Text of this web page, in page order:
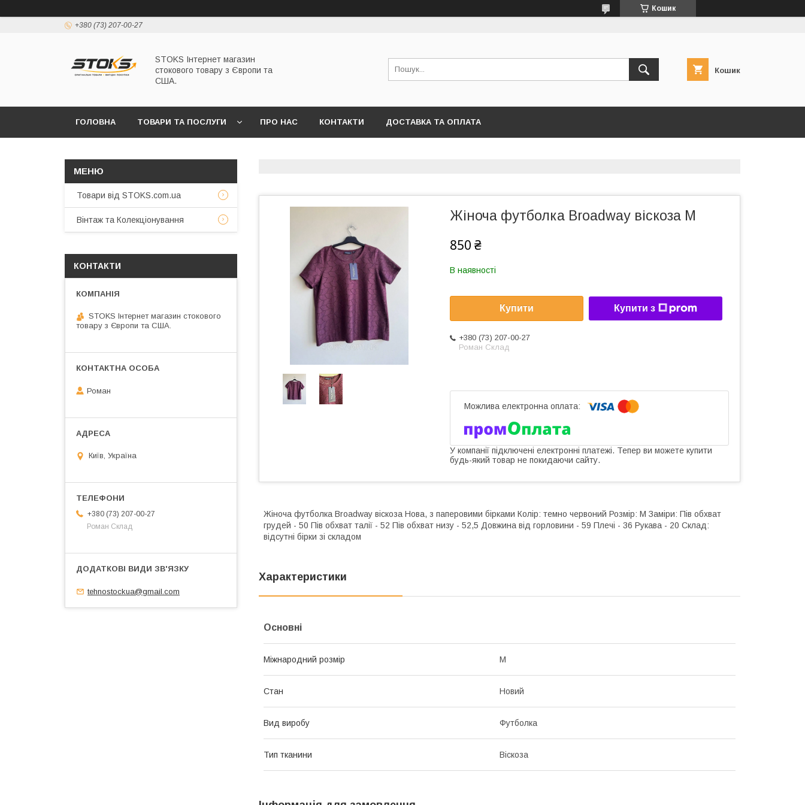
Кошик
+380 (73) 207-00-27
STOKS Інтернет магазин
стокового товару з Європи та
США.
Кошик
ГОЛОВНА ТОВАРИ ТА ПОСЛУГИ ПРО НАС КОНТАКТИ ДОСТАВКА ТА ОПЛАТА
Жіноча футболка Broadway віскоза M
850 ₴
В наявності
Купити Купити з
+380 (73) 207-00-27
Роман Склад
У компанії підключені електронні платежі. Тепер ви можете купити
будь-який товар не покидаючи сайту.
Жіноча футболка Broadway віскоза Нова, з паперовими бірками Колір: темно червоний Розмір: М Заміри: Пів обхват
грудей - 50 Пів обхват талії - 52 Пів обхват низу - 52,5 Довжина від горловини - 59 Плечі - 36 Рукава - 20 Склад:
відсутні бірки зі складом
Характеристики
Основні
Міжнародний розмір M
Стан Новий
Вид виробу Футболка
Тип тканини Віскоза
Товари від STOKS.com.ua
Вінтаж та Колекціонування
КОНТАКТИ
STOKS Інтернет магазин стокового
товару з Європи та США.
Роман
Київ, Україна
+380 (73) 207-00-27
Роман Склад
tehnostockua@gmail.com